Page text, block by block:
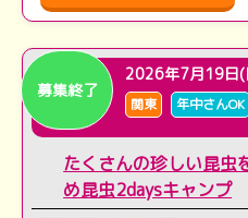
募集終了
2026年7月19日
関東 年中さんOK
たくさんの珍しい昆虫
め昆虫2daysキャンプ